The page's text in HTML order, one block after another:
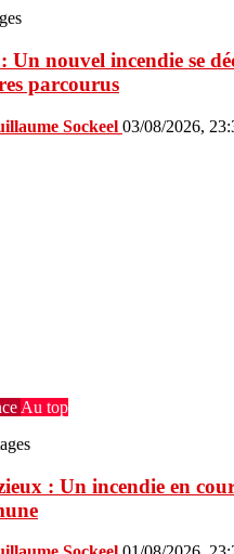
Un nouvel incendie se
parcourus
Sockeel 03/08/2026,
Au top
: Un incendie en